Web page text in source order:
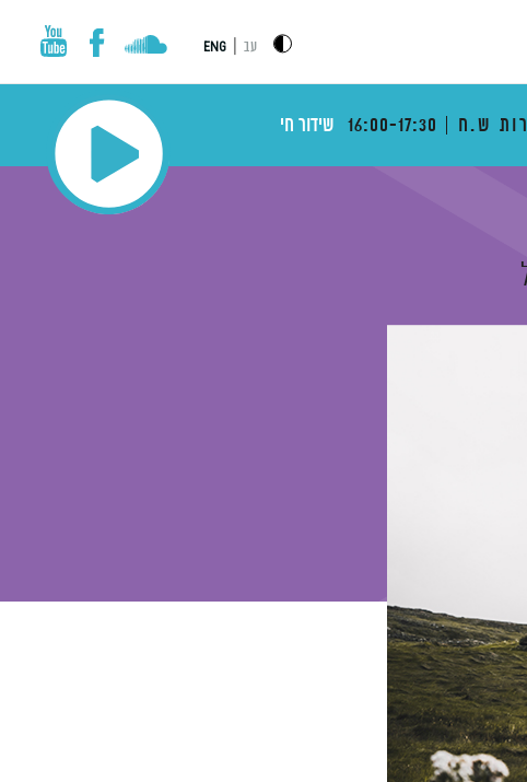
עב ENG
ש.ח 16:00-17:30 שידור חי